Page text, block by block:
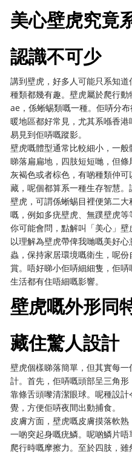
美心壁虎究竟
認識不可少
講到壁虎，好多人可能只系知
種類都幾有趣。壁虎屬於爬行
ae，係蜥蜴類嘅一種。佢哢分
暖地區都好常見，尤其系喺香
易見到佢哢嘅蹤影。
壁虎嘅體型通常比較細小，一
睇落扁扁地，四肢短短哋，但
灰褐色或者棕色，有啲種類仲
藏，呢個都算系一種生存智慧
壁虎，可謂係蜥蜴目裡便第二
嘅，例如多疣壁虎、無蹼壁虎等
你可能會問，點解叫「美心」
以理解為壁虎帶俾我哋嘅美好
蟲，保持家居環境嘅衛生，呢
賞。唔好睇小佢哢細細隻，佢
生活都有住唔細嘅影響。
壁虎嘅外形同
藏住驚人設計
壁虎個樣睇落簡單，但其實每
計。首先，佢哢嘅頭部呈三角形
靠條舌頭嚟清潔眼球。呢種設
覺，方便佢哢夜間出動捕食。
皮膚方面，壁虎嘅皮膚摸落軟
一啲突起身嘅疣鱗。呢啲鱗片
爬行時嘅摩擦力。至於四肢，